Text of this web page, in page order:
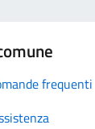
frequenti